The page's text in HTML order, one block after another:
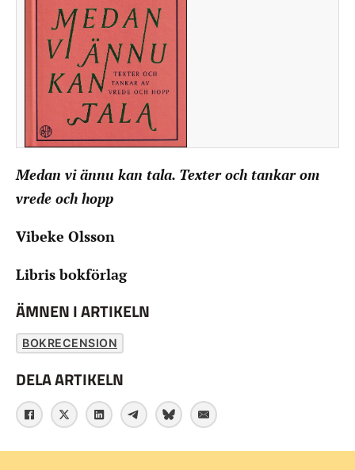
Medan vi ännu kan tala. Texter och tankar om
vrede och hopp
Vibeke Olsson
Libris bokförlag
ÄMNEN I ARTIKELN
BOKRECENSION
DELA ARTIKELN